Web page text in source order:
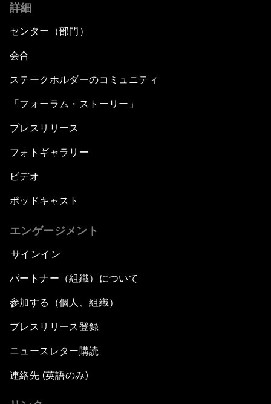
詳細
センター（部門）
会合
ステークホルダーのコミュニティ
「フォーラム・ストーリー」
プレスリリース
フォトギャラリー
ビデオ
ポッドキャスト
エンゲージメント
サインイン
パートナー（組織）について
参加する（個人、組織）
プレスリリース登録
ニュースレター購読
連絡先 (英語のみ)